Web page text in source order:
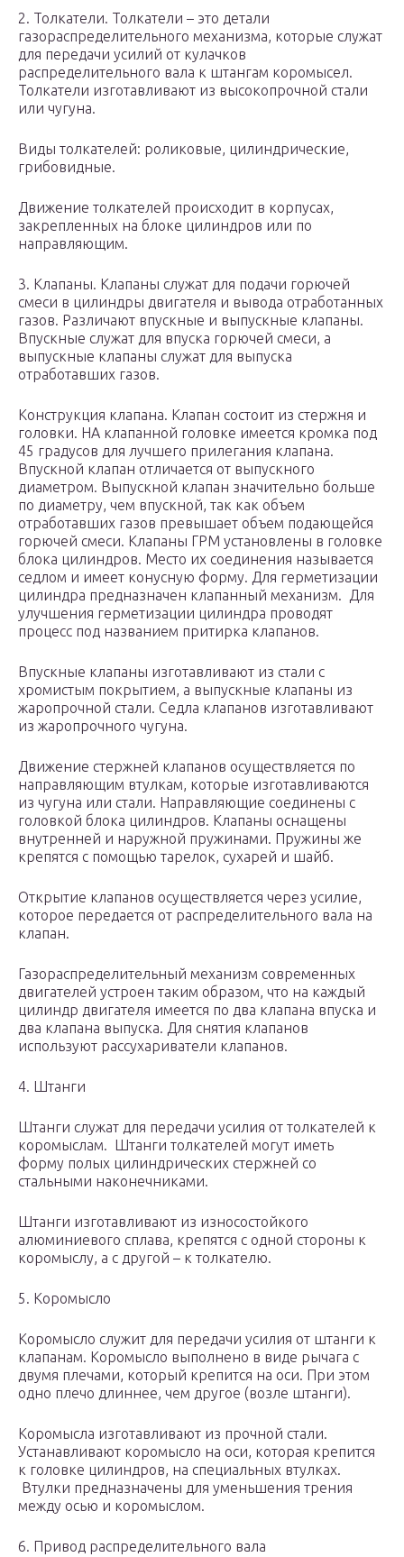
2. Толкатели. Толкатели – это детали
газораспределительного механизма, которые служат
для передачи усилий от кулачков
распределительного вала к штангам коромысел.
Толкатели изготавливают из высокопрочной стали
или чугуна.
Виды толкателей: роликовые, цилиндрические,
грибовидные.
Движение толкателей происходит в корпусах,
закрепленных на блоке цилиндров или по
направляющим.
3. Клапаны. Клапаны служат для подачи горючей
смеси в цилиндры двигателя и вывода отработанных
газов. Различают впускные и выпускные клапаны.
Впускные служат для впуска горючей смеси, а
выпускные клапаны служат для выпуска
отработавших газов.
Конструкция клапана. Клапан состоит из стержня и
головки. НА клапанной головке имеется кромка под
45 градусов для лучшего прилегания клапана.
Впускной клапан отличается от выпускного
диаметром. Выпускной клапан значительно больше
по диаметру, чем впускной, так как объем
отработавших газов превышает объем подающейся
горючей смеси. Клапаны ГРМ установлены в головке
блока цилиндров. Место их соединения называется
седлом и имеет конусную форму. Для герметизации
цилиндра предназначен клапанный механизм. Для
улучшения герметизации цилиндра проводят
процесс под названием притирка клапанов.
Впускные клапаны изготавливают из стали с
хромистым покрытием, а выпускные клапаны из
жаропрочной стали. Седла клапанов изготавливают
из жаропрочного чугуна.
Движение стержней клапанов осуществляется по
направляющим втулкам, которые изготавливаются
из чугуна или стали. Направляющие соединены с
головкой блока цилиндров. Клапаны оснащены
внутренней и наружной пружинами. Пружины же
крепятся с помощью тарелок, сухарей и шайб.
Открытие клапанов осуществляется через усилие,
которое передается от распределительного вала на
клапан.
Газораспределительный механизм современных
двигателей устроен таким образом, что на каждый
цилиндр двигателя имеется по два клапана впуска и
два клапана выпуска. Для снятия клапанов
используют рассухариватели клапанов.
4. Штанги
Штанги служат для передачи усилия от толкателей к
коромыслам. Штанги толкателей могут иметь
форму полых цилиндрических стержней со
стальными наконечниками.
Штанги изготавливают из износостойкого
алюминиевого сплава, крепятся с одной стороны к
коромыслу, а с другой – к толкателю.
5. Коромысло
Коромысло служит для передачи усилия от штанги к
клапанам. Коромысло выполнено в виде рычага с
двумя плечами, который крепится на оси. При этом
одно плечо длиннее, чем другое (возле штанги).
Коромысла изготавливают из прочной стали.
Устанавливают коромысло на оси, которая крепится
к головке цилиндров, на специальных втулках.
Втулки предназначены для уменьшения трения
между осью и коромыслом.
6. Привод распределительного вала